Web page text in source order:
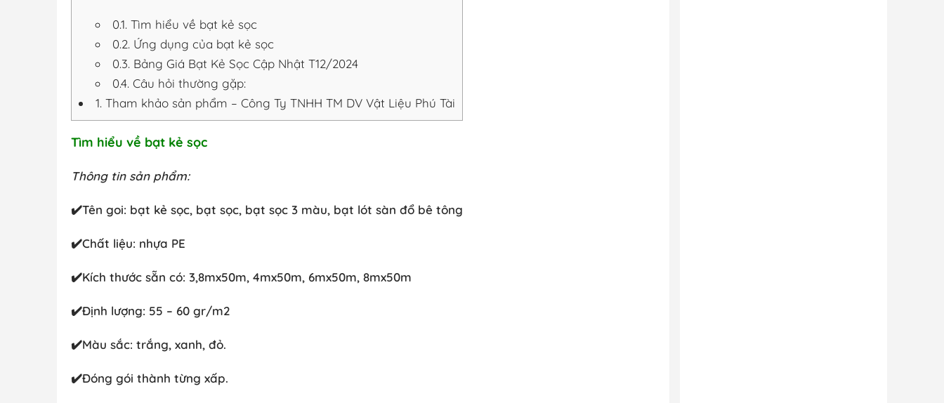
0.1. Tìm hiểu về bạt kẻ sọc
0.2. Ứng dụng của bạt kẻ sọc
0.3. Bảng Giá Bạt Kẻ Sọc Cập Nhật T12/2024
0.4. Câu hỏi thường gặp:
1. Tham khảo sản phẩm – Công Ty TNHH TM DV Vật Liệu Phú Tài
Tìm hiểu về bạt kẻ sọc
Thông tin sản phẩm:
✔️Tên goi: bạt kẻ sọc, bạt sọc, bạt sọc 3 màu, bạt lót sàn đổ bê tông
✔️Chất liệu: nhựa PE
✔️Kích thước sẵn có: 3,8mx50m, 4mx50m, 6mx50m, 8mx50m
✔️Định lượng: 55 – 60 gr/m2
✔️Màu sắc: trắng, xanh, đỏ.
✔️Đóng gói thành từng xấp.